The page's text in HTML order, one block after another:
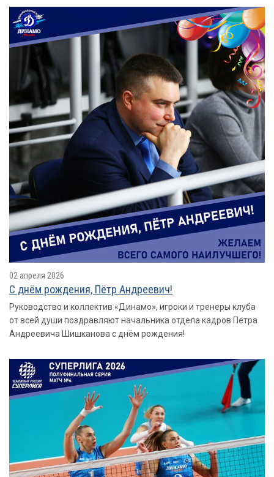
02 апреля 2026
С днём рождения, Пётр Андреевич!
Руководство и коллектив «Динамо», игроки и тренеры клуба
от всей души поздравляют начальника отдела кадров Петра
Андреевича Шишканова с днём рождения!